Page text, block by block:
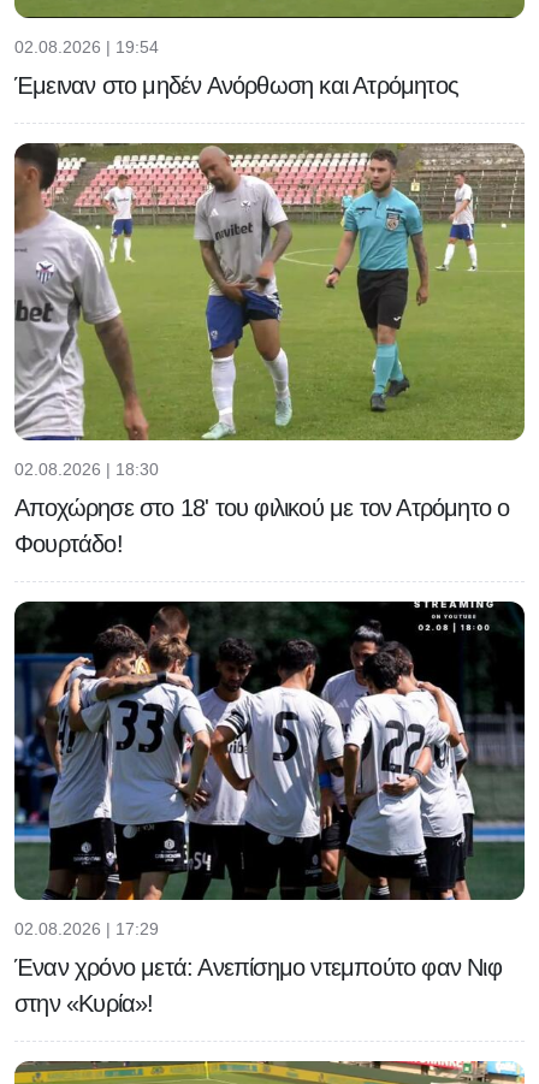
02.08.2026 | 19:54
Έμειναν στο μηδέν Ανόρθωση και Ατρόμητος
02.08.2026 | 18:30
Αποχώρησε στο 18' του φιλικού με τον Ατρόμητο ο
Φουρτάδο!
02.08.2026 | 17:29
Έναν χρόνο μετά: Ανεπίσημο ντεμπούτο φαν Νιφ
στην «Κυρία»!